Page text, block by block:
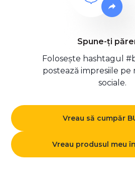
Spune-ți
Folosește hashtagul
postează impresiile
sociale.
Vreau să cumpăr
Vreau produsul meu